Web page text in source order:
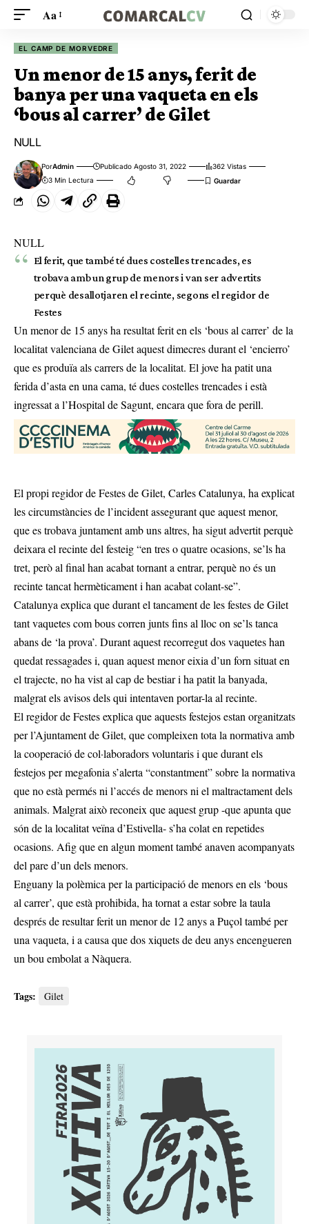
Aa
EL CAMP DE MORVEDRE
Un menor de 15 anys, ferit de
banya per una vaqueta en els
‘bous al carrer’ de Gilet
NULL
PorAdmin Publicado Agosto 31, 2022
362 Vistas
3 Min Lectura
NULL
El ferit, que també té dues costelles trencades, es
trobava amb un grup de menors i van ser advertits
perquè desallotjaren el recinte, segons el regidor de
Festes
Un menor de 15 anys ha resultat ferit en els ‘bous al carrer’ de la
localitat valenciana de Gilet aquest dimecres durant el ‘encierro’
que es produïa als carrers de la localitat. El jove ha patit una
ferida d’asta en una cama, té dues costelles trencades i està
ingressat a l’Hospital de Sagunt, encara que fora de perill.
El propi regidor de Festes de Gilet, Carles Catalunya, ha explicat
les circumstàncies de l’incident assegurant que aquest menor,
que es trobava juntament amb uns altres, ha sigut advertit perquè
deixara el recinte del festeig “en tres o quatre ocasions, se’ls ha
tret, però al final han acabat tornant a entrar, perquè no és un
recinte tancat hermèticament i han acabat colant-se”.
Catalunya explica que durant el tancament de les festes de Gilet
tant vaquetes com bous corren junts fins al lloc on se’ls tanca
abans de ‘la prova’. Durant aquest recorregut dos vaquetes han
quedat ressagades i, quan aquest menor eixia d’un forn situat en
el trajecte, no ha vist al cap de bestiar i ha patit la banyada,
malgrat els avisos dels qui intentaven portar-la al recinte.
El regidor de Festes explica que aquests festejos estan organitzats
per l’Ajuntament de Gilet, que compleixen tota la normativa amb
la cooperació de col·laboradors voluntaris i que durant els
festejos per megafonia s’alerta “constantment” sobre la normativa
que no està permés ni l’accés de menors ni el maltractament dels
animals. Malgrat això reconeix que aquest grup -que apunta que
són de la localitat veïna d’Estivella- s’ha colat en repetides
ocasions. Afig que en algun moment també anaven acompanyats
del pare d’un dels menors.
Enguany la polèmica per la participació de menors en els ‘bous
al carrer’, que està prohibida, ha tornat a estar sobre la taula
després de resultar ferit un menor de 12 anys a Puçol també per
una vaqueta, i a causa que dos xiquets de deu anys encengueren
un bou embolat a Nàquera.
Tags: Gilet